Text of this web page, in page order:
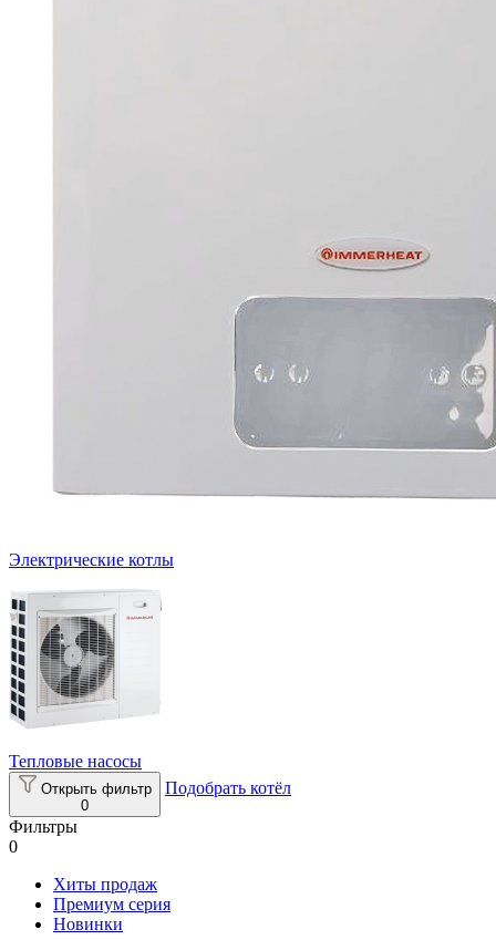
Электрические котлы
Тепловые насосы
Открыть фильтр
0
Подобрать котёл
Фильтры
0
Хиты продаж
Премиум серия
Новинки